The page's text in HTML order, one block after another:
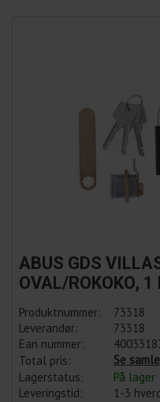
ABUS GDS
OVAL/ROKOKO,
Produktnummer:
73318
Leverandør:
73318
Ean nummer:
Total pris:
Se
Lagerstatus:
På lager
Leveringstid:
1-3